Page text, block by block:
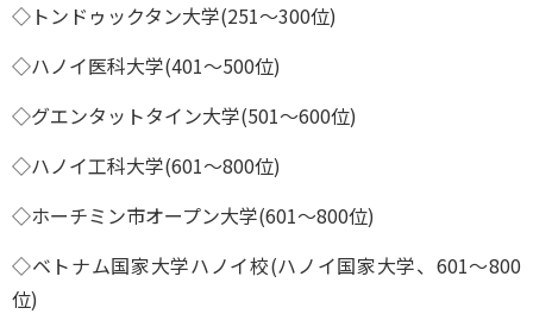
◇トンドゥックタン大学(251～300位)
◇ハノイ医科大学(401～500位)
◇グエンタットタイン大学(501～600位)
◇ハノイ工科大学(601～800位)
◇ホーチミン市オープン大学(601～800位)
◇ベトナム国家大学ハノイ校(ハノイ国家大学、601～800
位)